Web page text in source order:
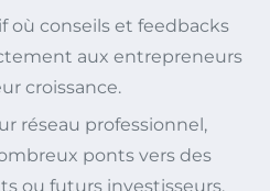
où conseils et feedbacks
aux entrepreneurs
croissance.
réseau professionnel,
ponts vers des
ou futurs investisseurs.